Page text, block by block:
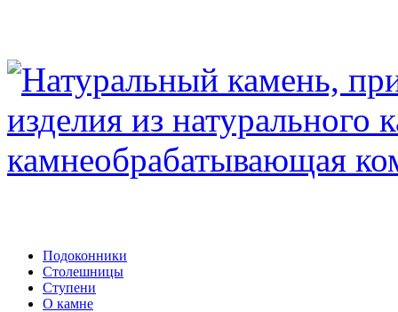
Подоконники
Столешницы
Ступени
О камне